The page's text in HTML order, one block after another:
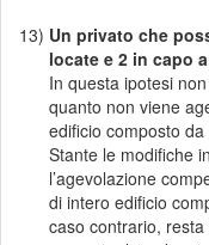
13) Un privato che
locate e 2 in capo
In questa ipotesi
quanto non viene
edificio composto
Stante le modifiche
l’agevolazione
di intero edificio
caso contrario, resta